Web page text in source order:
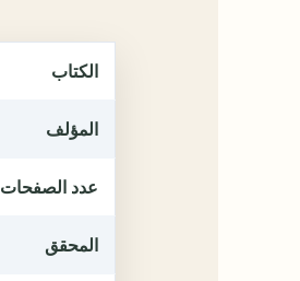
الكتاب
المؤلف
عدد الصفحات
المحقق